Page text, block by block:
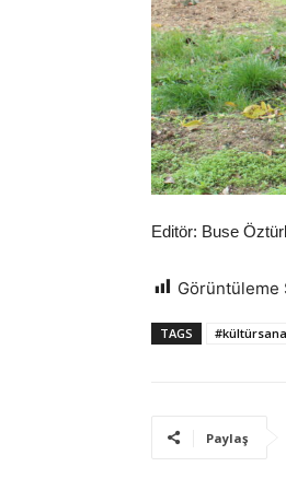
Editör: Buse
Görüntüleme
TAGS
Paylaş